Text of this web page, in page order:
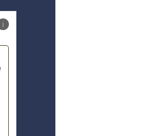
Top Beratung am
Freundlich, kompetent
lösungsorientiert. Werden
auf jeden Fall wieder